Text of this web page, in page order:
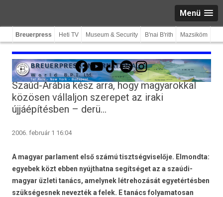
Menü
Breuerpress Heti TV Museum & Security B'nai B'rith Mazsiköm
Facebook
YouTube
TikTokSpotifyInstagram
Szaúd-Arábia kész arra, hogy magyarokkal
közösen vállaljon szerepet az iraki
újjáépítésben – derü…
2006. február 1 16:04
A magyar parlament első számú tisztségviselője. Elmondta:
egyebek közt ebben nyújthatna segítséget az a szaúdi-
magyar üzleti tanács, amelynek létrehozását egyetértésben
szükségesnek nevezték a felek. E tanács folyamatosan